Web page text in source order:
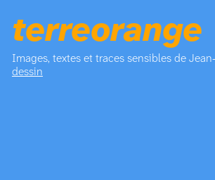
terreorange
Images, textes et traces sensibles de
dessin